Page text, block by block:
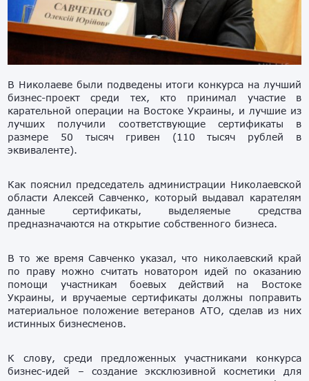
В Николаеве были подведены итоги конкурса на лучший
бизнес-проект среди тех, кто принимал участие в
карательной операции на Востоке Украины, и лучшие из
лучших получили соответствующие сертификаты в
размере 50 тысяч гривен (110 тысяч рублей в
эквиваленте).
Как пояснил председатель администрации Николаевской
области Алексей Савченко, который выдавал карателям
данные сертификаты, выделяемые средства
предназначаются на открытие собственного бизнеса.
В то же время Савченко указал, что николаевский край
по праву можно считать новатором идей по оказанию
помощи участникам боевых действий на Востоке
Украины, и вручаемые сертификаты должны поправить
материальное положение ветеранов АТО, сделав из них
истинных бизнесменов.
К слову, среди предложенных участниками конкурса
бизнес-идей – создание эксклюзивной косметики для